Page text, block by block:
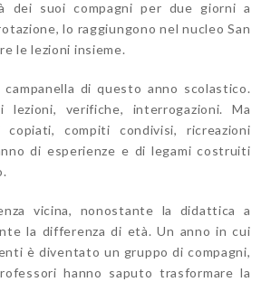
dei suoi compagni per due giorni a
lo raggiungono nel nucleo San
le lezioni insieme.
campanella di questo anno scolastico.
verifiche, interrogazioni. Ma
compiti condivisi, ricreazioni
di esperienze e di legami costruiti
vicina, nonostante la didattica a
la differenza di età. Un anno in cui
è diventato un gruppo di compagni,
hanno saputo trasformare la